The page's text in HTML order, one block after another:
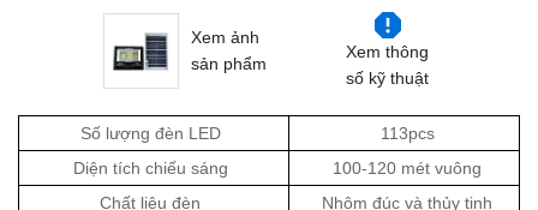
Xem ảnh
sản phẩm
Xem thông
số kỹ thuật
Số lượng đèn LED
113pcs
Diện tích chiếu sáng
100-120 mét vuông
Chất liệu đèn
Nhôm đúc và thủy tinh